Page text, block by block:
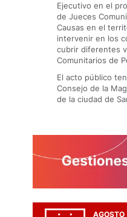
Ejecutivo en el
de Jueces
Causas en el
intervenir en los
cubrir diferentes
Comunitarios de
El acto público
Consejo de la
de la ciudad de
AGOSTO